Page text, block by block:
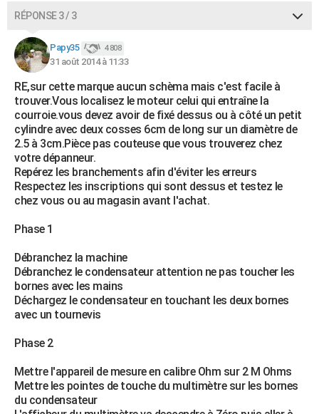
RÉPONSE 3 / 3
Papy35 4 808
31 août 2014 à 11:33
RE,sur cette marque aucun schèma mais c'est facile à
trouver.Vous localisez le moteur celui qui entraîne la
courroie.vous devez avoir de fixé dessus ou à côté un petit
cylindre avec deux cosses 6cm de long sur un diamètre de
2.5 à 3cm.Pièce pas couteuse que vous trouverez chez
votre dépanneur.
Repérez les branchements afin d'éviter les erreurs
Respectez les inscriptions qui sont dessus et testez le
chez vous ou au magasin avant l'achat.
Phase 1
Débranchez la machine
Débranchez le condensateur attention ne pas toucher les
bornes avec les mains
Déchargez le condensateur en touchant les deux bornes
avec un tournevis
Phase 2
Mettre l'appareil de mesure en calibre Ohm sur 2 M Ohms
Mettre les pointes de touche du multimètre sur les bornes
du condensateur